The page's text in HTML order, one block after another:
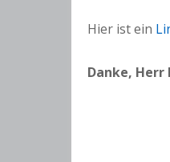
Hier ist ein
Danke, Herr